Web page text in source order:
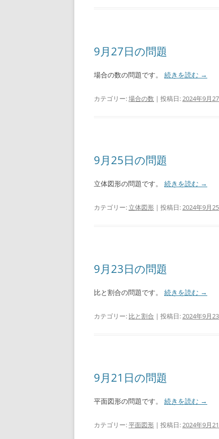
9月27日の問題
場合の数の問題です。 続きを読む →
カテゴリー:場合の数 | 投稿日:2024年9月
9月25日の問題
立体図形の問題です。 続きを読む →
カテゴリー: 立体図形 | 投稿日:2024年9月
9月23日の問題
比と割合の問題です。 続きを読む →
カテゴリー: 比と割合 | 投稿日:2024年9月
9月21日の問題
平面図形の問題です。 続きを読む →
カテゴリー:平面図形 | 投稿日:2024年9月